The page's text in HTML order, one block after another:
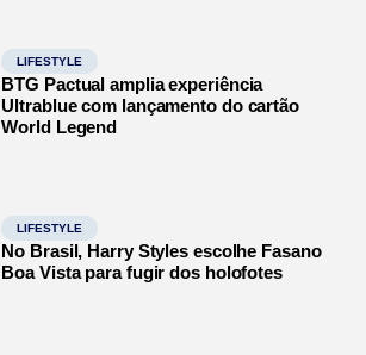
LIFESTYLE
BTG Pactual amplia experiência
Ultrablue com lançamento do cartão
World Legend
LIFESTYLE
No Brasil, Harry Styles escolhe Fasano
Boa Vista para fugir dos holofotes